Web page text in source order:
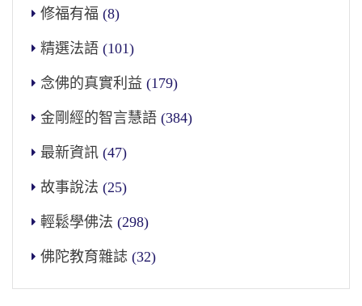
修福有福 (8)
精選法語 (101)
念佛的真實利益 (179)
金剛經的智言慧語 (384)
最新資訊 (47)
故事說法 (25)
輕鬆學佛法 (298)
佛陀教育雜誌 (32)